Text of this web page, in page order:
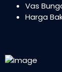
Vas
Harga